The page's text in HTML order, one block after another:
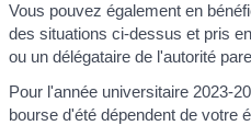
Vous pouvez également en
des situations ci-dessus et pris
ou un délégataire de l'autorité
Pour l'année universitaire 2023-
bourse d'été dépendent de votre